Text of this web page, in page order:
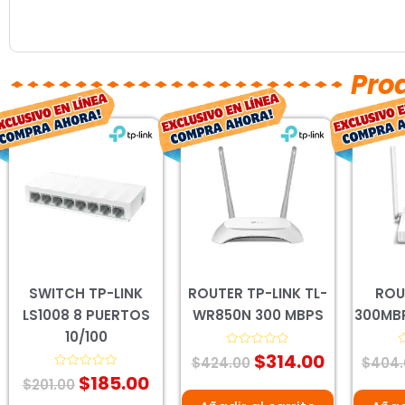
SWITCH TP-LINK
LS1008 8 PUERTOS
10/100
Valorado
con
$201.00
El
era:
$201.00.
$185.00
El
precio
$185.00.
ROUTER TP-LINK TL-
WR850N 300 MBPS
Valorado
con
de
$424.00
El
precio
original
era:
$424.00.
$314.00
El
precio
$314.00.
$